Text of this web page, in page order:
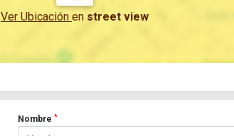
Ver Ubicación en street view
Nombre*